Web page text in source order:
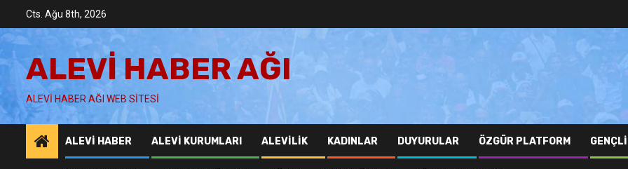
content
Cts. Ağu 8th, 2026
ALEVI HABER AĞI
ALEVI HABER AĞI WEB SITESI
ALEVI HABER ALEVI KURUMLARI ALEVILIK KADINLAR DUYURULAR ÖZGÜR PLATFORM